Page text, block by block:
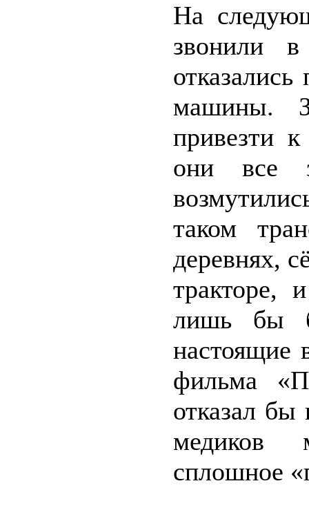
На
звонили
машины.
привезти
они все
таком
деревнях,
тракторе,
лишь бы
настоящие
фильма
отказал
медиков
сплошное